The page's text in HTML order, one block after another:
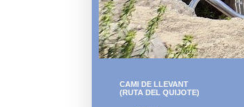
CAMI DE LLEVANT
(RUTA DEL QUIJOTE)